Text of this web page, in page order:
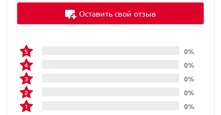
0%
0%
0%
0%
0%
Оставить свой отзыв